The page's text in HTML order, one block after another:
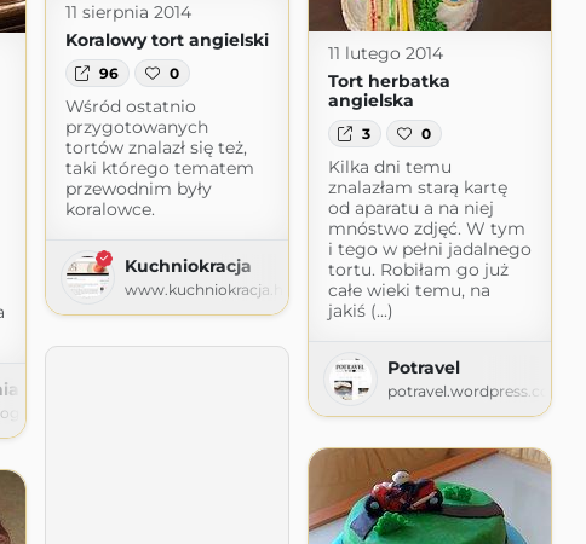
11 sierpnia 2014
Koralowy tort angielski
96 0
Wśród ostatnio
przygotowanych
tortów znalazł się też,
taki którego tematem
przewodnim były
koralowce.
Kuchniokracja
www.kuchniokracja.hanami.pl
11 lutego 2014
Tort herbatka
angielska
3 0
Kilka dni temu
znalazłam starą kartę
od aparatu a na niej
mnóstwo zdjęć. W tym
i tego w pełni jadalnego
tortu. Robiłam go już
całe wieki temu, na
jakiś (...)
Potravel
potravel.wordpress.com